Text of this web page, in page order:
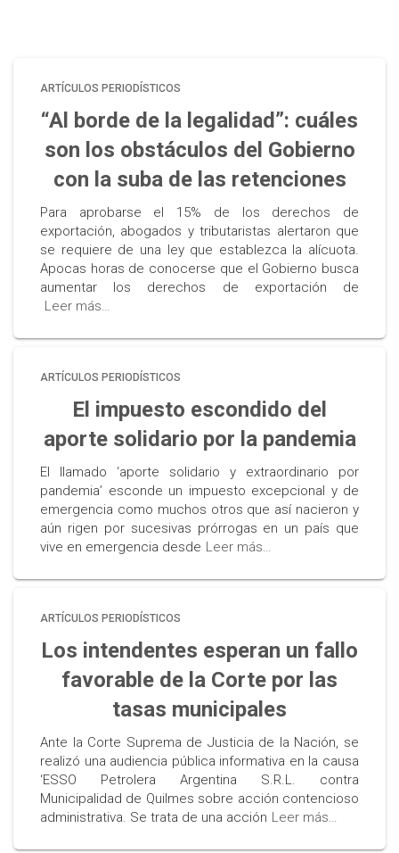
ARTÍCULOS PERIODÍSTICOS
“Al borde de la legalidad”: cuáles
son los obstáculos del Gobierno
con la suba de las retenciones
Para aprobarse el 15% de los derechos de
exportación, abogados y tributaristas alertaron que
se requiere de una ley que establezca la alícuota.
Apocas horas de conocerse que el Gobierno busca
aumentar los derechos de exportación de
Leer más…
ARTÍCULOS PERIODÍSTICOS
El impuesto escondido del
aporte solidario por la pandemia
El llamado ‘aporte solidario y extraordinario por
pandemia’ esconde un impuesto excepcional y de
emergencia como muchos otros que así nacieron y
aún rigen por sucesivas prórrogas en un país que
vive en emergencia desde Leer más…
ARTÍCULOS PERIODÍSTICOS
Los intendentes esperan un fallo
favorable de la Corte por las
tasas municipales
Ante la Corte Suprema de Justicia de la Nación, se
realizó una audiencia pública informativa en la causa
‘ESSO Petrolera Argentina S.R.L. contra
Municipalidad de Quilmes sobre acción contencioso
administrativa. Se trata de una acción Leer más…